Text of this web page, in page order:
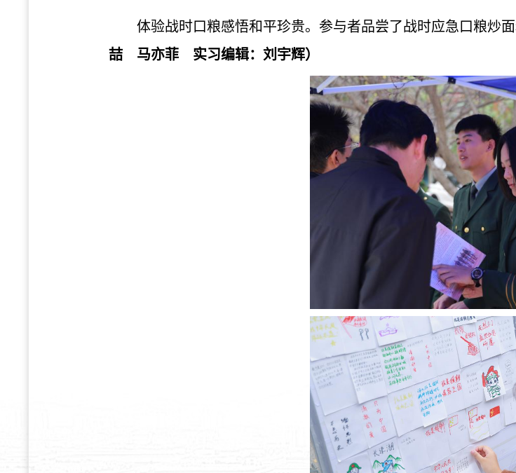
体验战时口粮感悟和平珍贵。参与者品尝了战时应急口粮炒
喆 马亦菲 实习编辑：刘宇辉）